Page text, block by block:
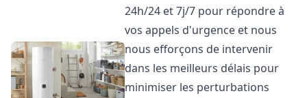
24h/24 et 7j/7 pour répondre à
vos appels d'urgence et nous
nous efforçons de intervenir
dans les meilleurs délais pour
minimiser les perturbations